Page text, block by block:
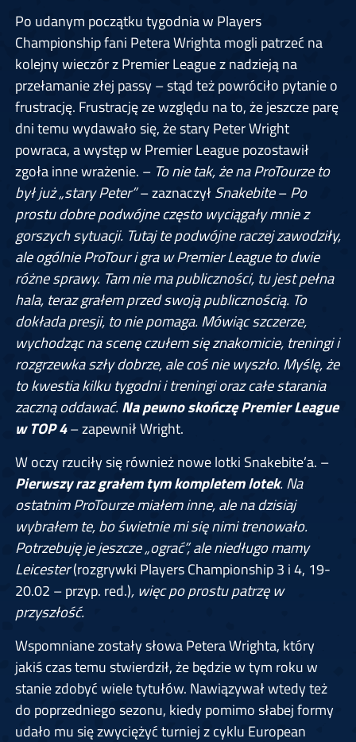
Po udanym początku tygodnia w Players
Championship fani Petera Wrighta mogli patrzeć na
kolejny wieczór z Premier League z nadzieją na
przełamanie złej passy – stąd też powróciło pytanie o
frustrację. Frustrację ze względu na to, że jeszcze parę
dni temu wydawało się, że stary Peter Wright
powraca, a występ w Premier League pozostawił
zgoła inne wrażenie. – To nie tak, że na ProTourze to
był już „stary Peter”– zaznaczyłSnakebite–Po
prostu dobre podwójne często wyciągały mnie z
gorszych sytuacji. Tutaj te podwójne raczej zawodziły,
ale ogólnie ProTour i gra w Premier League to dwie
różne sprawy. Tam nie ma publiczności, tu jest pełna
hala, teraz grałem przed swoją publicznością. To
dokłada presji, to nie pomaga. Mówiąc szczerze,
wychodząc na scenę czułem się znakomicie, treningi i
rozgrzewka szły dobrze, ale coś nie wyszło. Myślę, że
to kwestia kilku tygodni i treningi oraz całe starania
zaczną oddawać.Na pewno skończę Premier League
w TOP 4– zapewnił Wright.
W oczy rzuciły się również nowe lotki Snakebite’a. –
Pierwszy raz grałem tym kompletem lotek. Na
ostatnim ProTourze miałem inne, ale na dzisiaj
wybrałem te, bo świetnie mi się nimi trenowało.
Potrzebuję je jeszcze „ograć”, ale niedługo mamy
Leicester(rozgrywki Players Championship 3 i 4, 19-
20.02 – przyp. red.), więc po prostu patrzę w
przyszłość.
Wspomniane zostały słowa Petera Wrighta, który
jakiś czas temu stwierdził, że będzie w tym roku w
stanie zdobyć wiele tytułów. Nawiązywał wtedy też
do poprzedniego sezonu, kiedy pomimo słabej formy
udało mu się zwyciężyć turniej z cyklu European